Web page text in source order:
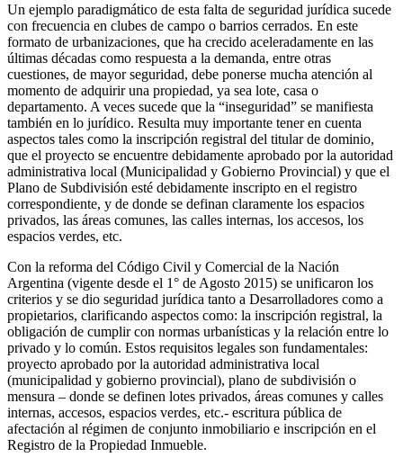
Un ejemplo paradigmático de esta falta de seguridad jurídica sucede
con frecuencia en clubes de campo o barrios cerrados. En este
formato de urbanizaciones, que ha crecido aceleradamente en las
últimas décadas como respuesta a la demanda, entre otras
cuestiones, de mayor seguridad, debe ponerse mucha atención al
momento de adquirir una propiedad, ya sea lote, casa o
departamento. A veces sucede que la “inseguridad” se manifiesta
también en lo jurídico. Resulta muy importante tener en cuenta
aspectos tales como la inscripción registral del titular de dominio,
que el proyecto se encuentre debidamente aprobado por la autoridad
administrativa local (Municipalidad y Gobierno Provincial) y que el
Plano de Subdivisión esté debidamente inscripto en el registro
correspondiente, y de donde se definan claramente los espacios
privados, las áreas comunes, las calles internas, los accesos, los
espacios verdes, etc.
Con la reforma del Código Civil y Comercial de la Nación
Argentina (vigente desde el 1° de Agosto 2015) se unificaron los
criterios y se dio seguridad jurídica tanto a Desarrolladores como a
propietarios, clarificando aspectos como: la inscripción registral, la
obligación de cumplir con normas urbanísticas y la relación entre lo
privado y lo común. Estos requisitos legales son fundamentales:
proyecto aprobado por la autoridad administrativa local
(municipalidad y gobierno provincial), plano de subdivisión o
mensura – donde se definen lotes privados, áreas comunes y calles
internas, accesos, espacios verdes, etc.- escritura pública de
afectación al régimen de conjunto inmobiliario e inscripción en el
Registro de la Propiedad Inmueble.